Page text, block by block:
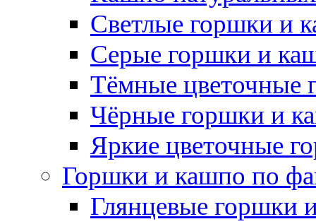
Светлые горшки и
Серые горшки и
Тёмные цветочные
Чёрные горшки и
Яркие цветочные
Горшки и кашпо по
Глянцевые горшки